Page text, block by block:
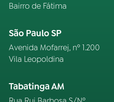
Bairro de Fátima
São Paulo SP
Avenida Mofarrej, nº 1.200
Vila Leopoldina
Tabatinga AM